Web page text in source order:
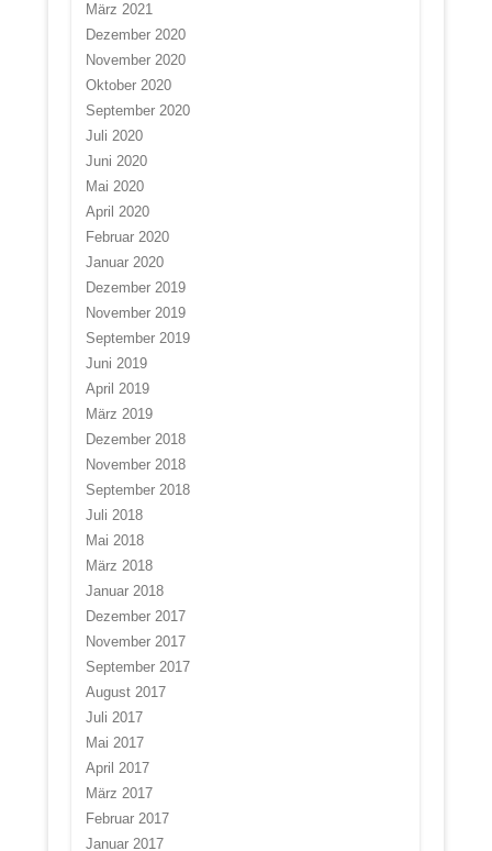
März 2021
Dezember 2020
November 2020
Oktober 2020
September 2020
Juli 2020
Juni 2020
Mai 2020
April 2020
Februar 2020
Januar 2020
Dezember 2019
November 2019
September 2019
Juni 2019
April 2019
März 2019
Dezember 2018
November 2018
September 2018
Juli 2018
Mai 2018
März 2018
Januar 2018
Dezember 2017
November 2017
September 2017
August 2017
Juli 2017
Mai 2017
April 2017
März 2017
Februar 2017
Januar 2017